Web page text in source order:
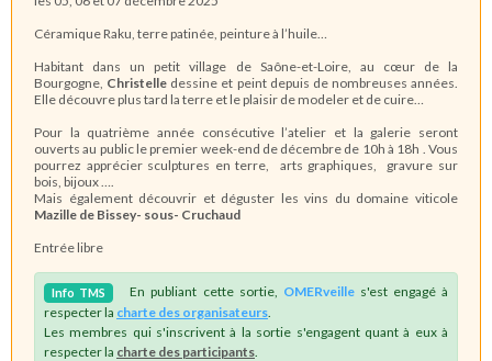
Céramique Raku, terre patinée, peinture à l’huile…
Habitant dans un petit village de Saône-et-Loire, au cœur de la
Bourgogne, Christelle dessine et peint depuis de nombreuses années.
Elle découvre plus tard la terre et le plaisir de modeler et de cuire…
Pour la quatrième année consécutive l’atelier et la galerie seront
ouverts au public le premier week-end de décembre de 10h à 18h . Vous
pourrez apprécier sculptures en terre, arts graphiques, gravure sur
bois, bijoux ….
Mais également découvrir et déguster les vins du domaine viticole
Mazille de Bissey- sous- Cruchaud
Entrée libre
Info TMS En publiant cette sortie, OMERveilles'est engagé à
respecter la charte des organisateurs
Les membres qui s'inscrivent à la sortie s'engagent quant à eux à
respecter la charte des participants